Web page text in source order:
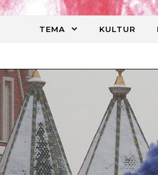
TEMA KULTUR